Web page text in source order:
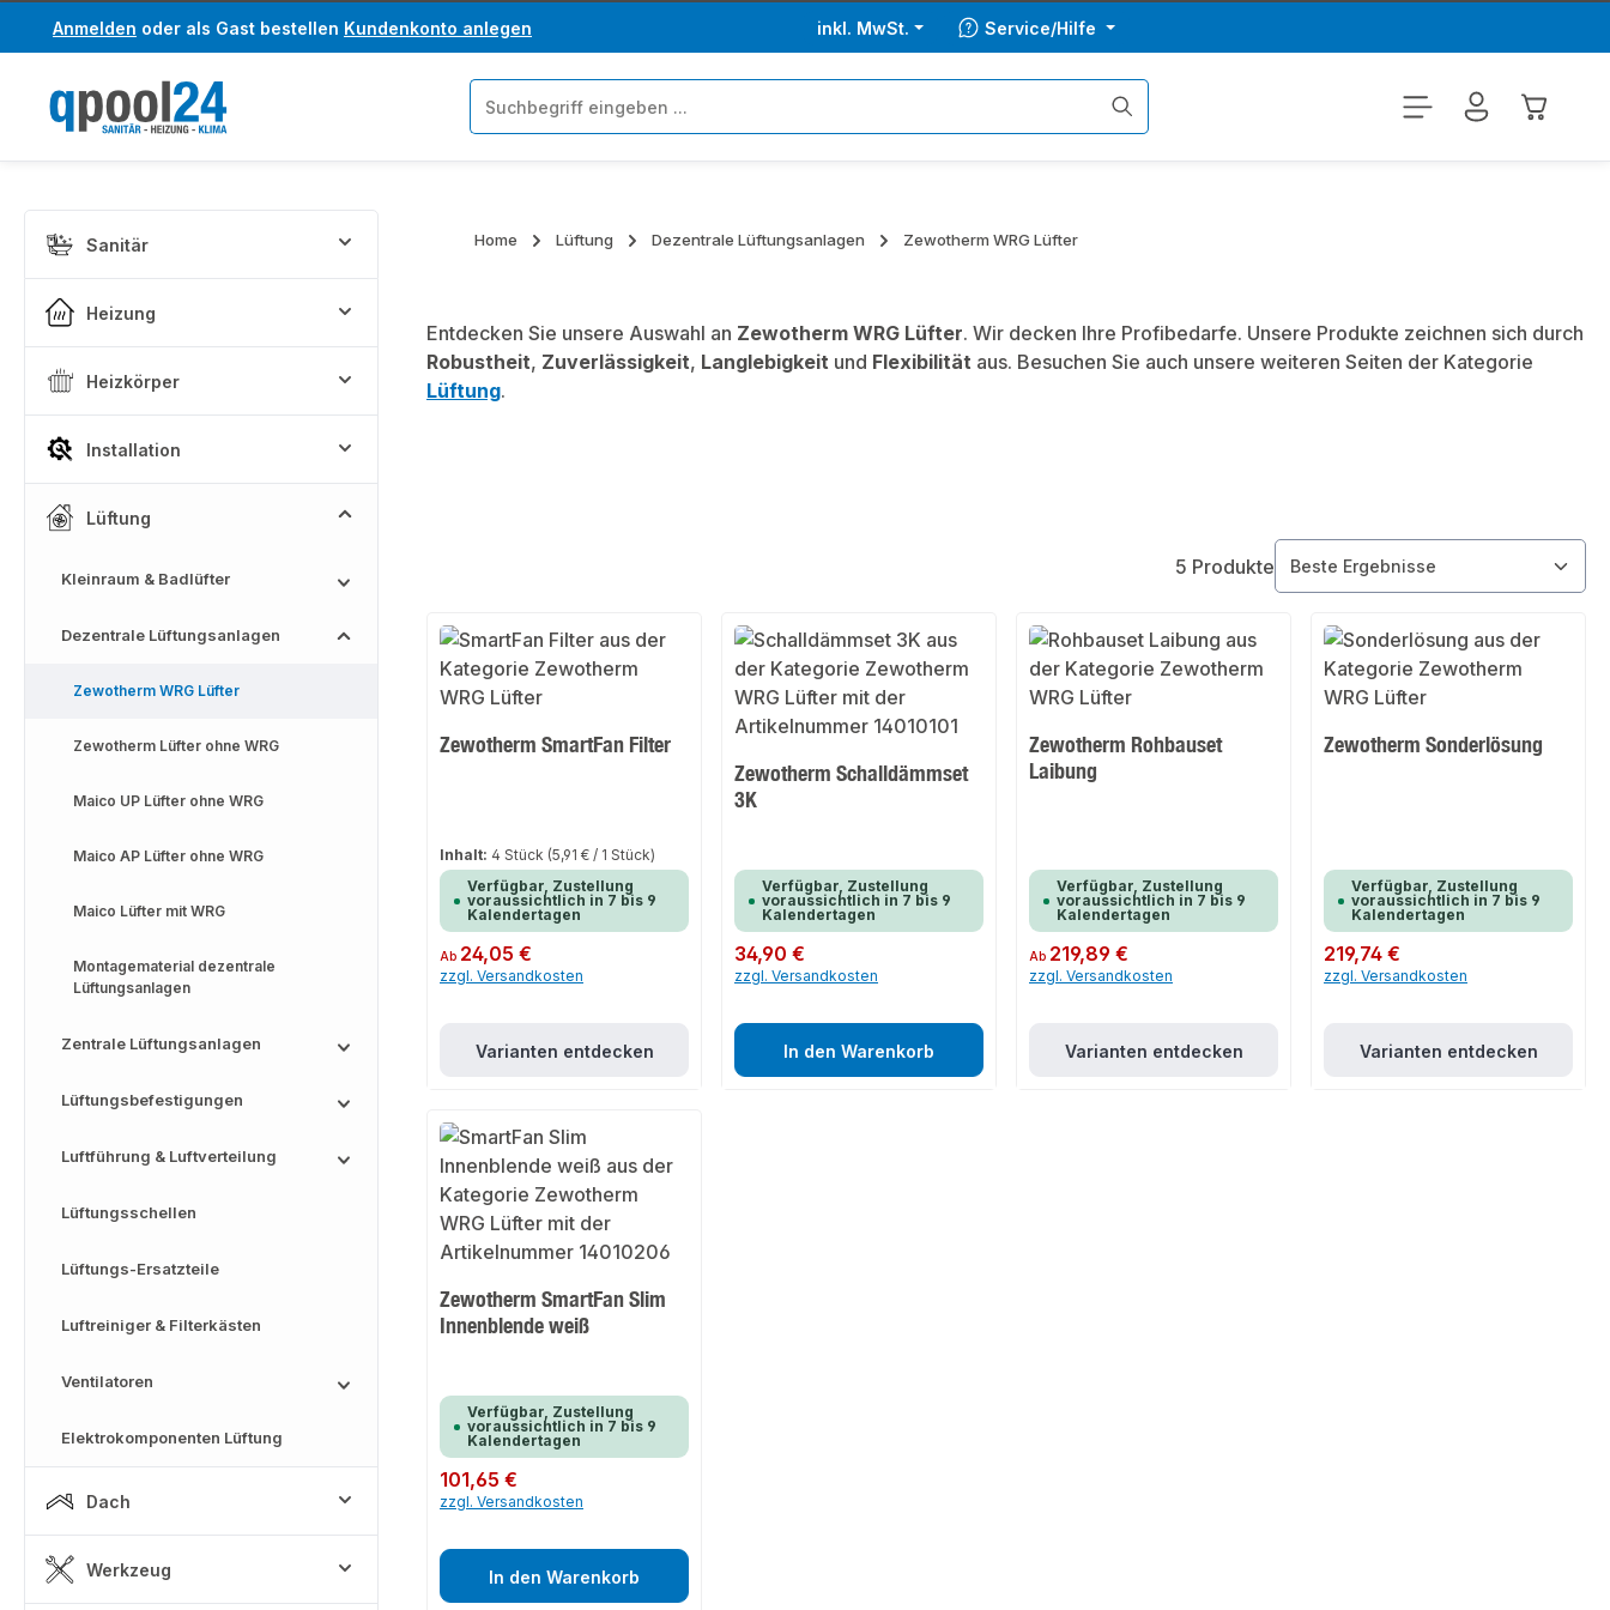
Hauptinhalt springen
Zur Suche springen
Anmelden oder als Gast bestellen Kundenkonto anlegen inkl. MwSt. Service/Hilfe
Sanitär
Heizung
Heizkörper
Installation
Lüftung
Kleinraum & Badlüfter
Dezentrale Lüftungsanlagen
Zewotherm WRG Lüfter
Zewotherm Lüfter ohne WRG
Maico UP Lüfter ohne WRG
Maico AP Lüfter ohne WRG
Maico Lüfter mit WRG
Montagematerial dezentrale
Lüftungsanlagen
Zentrale Lüftungsanlagen
Lüftungsbefestigungen
Luftführung & Luftverteilung
Lüftungsschellen
Lüftungs-Ersatzteile
Luftreiniger & Filterkästen
Ventilatoren
Elektrokomponenten Lüftung
Dach
Werkzeug
Home Lüftung Dezentrale Lüftungsanlagen Zewotherm WRG Lüfter
Entdecken Sie unsere Auswahl an Zewotherm WRG Lüfter. Wir decken Ihre Profibedarfe. Unsere Produkte zeichnen sich durch
Robustheit, Zuverlässigkeit, Langlebigkeit und Flexibilität aus. Besuchen Sie auch unsere weiteren Seiten der Kategorie
Lüftung.
5 Produkte
Zewotherm SmartFan Filter
Inhalt: 4 Stück (5,91 € / 1 Stück)
Verfügbar, Zustellung
voraussichtlich in 7 bis 9
Kalendertagen
Regulärer Preis:
Ab 24,05 €
zzgl. Versandkosten
Varianten entdecken
Zewotherm Schalldämmset
3K
Verfügbar, Zustellung
voraussichtlich in 7 bis 9
Kalendertagen
Regulärer Preis:
34,90 €
zzgl. Versandkosten
In den Warenkorb
Zewotherm Rohbauset
Laibung
Verfügbar, Zustellung
voraussichtlich in 7 bis 9
Kalendertagen
Regulärer Preis:
Ab 219,89 €
zzgl. Versandkosten
Varianten entdecken
Zewotherm Sonderlösung
Verfügbar, Zustellung
voraussichtlich in 7 bis 9
Kalendertagen
Regulärer Preis:
219,74 €
zzgl. Versandkosten
Varianten entdecken
Zewotherm SmartFan Slim
Innenblende weiß
Verfügbar, Zustellung
voraussichtlich in 7 bis 9
Kalendertagen
Regulärer Preis:
101,65 €
zzgl. Versandkosten
In den Warenkorb